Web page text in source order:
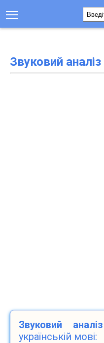
Звуковий аналіз
Звуковий аналіз
українській мові: